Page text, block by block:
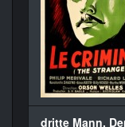
dritte Mann,